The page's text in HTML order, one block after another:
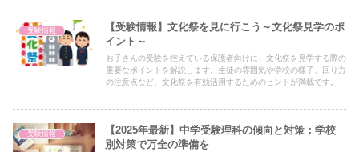
受験情報
【受験情報】文化祭を見に行こう～文化祭見学のポ
イント～
お子さんの受験を控えている保護者向けに、文化祭を見学する際の
重要なポイントを解説します。生徒の雰囲気や学校の様子、回り方
の注意点など、文化祭を有効活用するためのヒントが満載です。
受験情報
【2025年最新】中学受験理科の傾向と対策：学校
別対策で万全の準備を